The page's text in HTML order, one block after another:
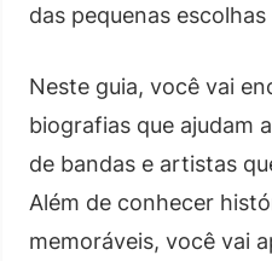
das pequenas
Neste guia, você vai
biografias que ajudam
de bandas e artistas
Além de conhecer
memoráveis, você vai